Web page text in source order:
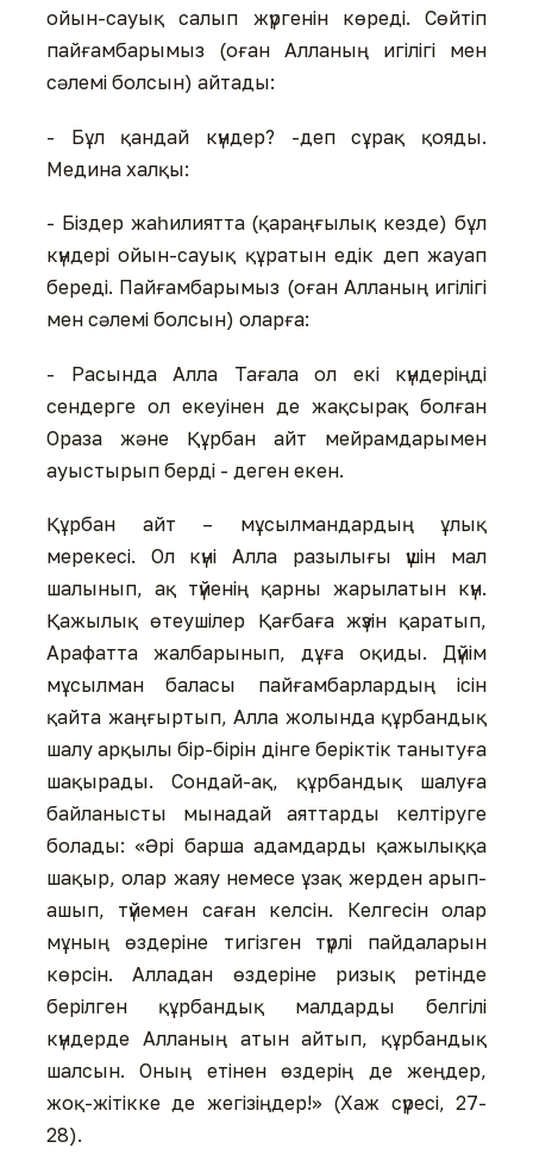
ойын-сауық салып жүргенін көреді. Сөйтіп
пайғамбарымыз (оған Алланың игілігі мен
сәлемі болсын) айтады:
- Бұл қандай күндер? -деп сұрақ қояды.
Медина халқы:
- Біздер жаһилиятта (қараңғылық кезде) бұл
күндері ойын-сауық құратын едік деп жауап
береді. Пайғамбарымыз (оған Алланың игілігі
мен сәлемі болсын) оларға:
- Расында Алла Тағала ол екі күндеріңді
сендерге ол екеуінен де жақсырақ болған
Ораза және Құрбан айт мейрамдарымен
ауыстырып берді - деген екен.
Құрбан айт – мұсылмандардың ұлық
мерекесі. Ол күні Алла разылығы үшін мал
шалынып, ақ түйенің қарны жарылатын күн.
Қажылық өтеушілер Қағбаға жүзін қаратып,
Арафатта жалбарынып, дұға оқиды. Дүйім
мұсылман баласы пайғамбарлардың ісін
қайта жаңғыртып, Алла жолында құрбандық
шалу арқылы бір-бірін дінге беріктік танытуға
шақырады. Cондай-ақ, құрбандық шалуға
байланысты мынадай аяттарды келтіруге
болады: «Әрі барша адамдарды қажылыққа
шақыр, олар жаяу немесе ұзақ жерден арып-
ашып, түйемен саған келсін. Келгесін олар
мұның өздеріне тигізген түрлі пайдаларын
көрсін. Алладан өздеріне ризық ретінде
берілген құрбандық малдарды белгілі
күндерде Алланың атын айтып, құрбандық
шалсын. Оның етінен өздерің де жеңдер,
жоқ-жітікке де жегізіңдер!» (Хаж сүресі, 27-
28).